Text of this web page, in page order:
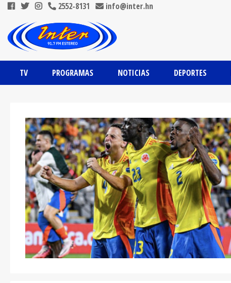
2552-8131 info@inter.hn
TV PROGRAMAS NOTICIAS DEPORTES